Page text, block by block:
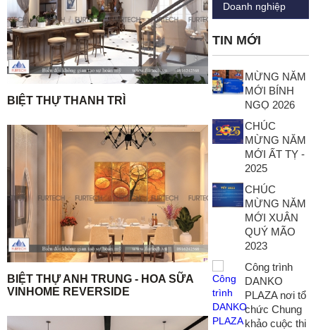
BIỆT THỰ THANH TRÌ
BIỆT THỰ ANH TRUNG - HOA SỮA
VINHOME REVERSIDE
Doanh nghiệp
TIN MỚI
MỪNG NĂM
MỚI BÍNH
NGỌ 2026
CHÚC
MỪNG NĂM
MỚI ẤT TỴ -
2025
CHÚC
MỪNG NĂM
MỚI XUÂN
QUÝ MÃO
2023
Công trình
DANKO
PLAZA nơi tổ
chức Chung
khảo cuộc thi